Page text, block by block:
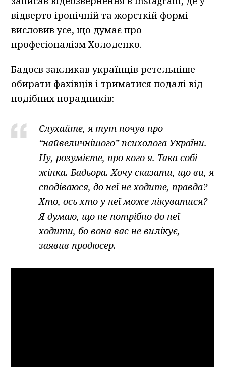
відверто іронічній та жорсткій формі
висловив усе, що думає про
професіоналізм Холоденко.
Бадоєв закликав українців ретельніше
обирати фахівців і триматися подалі від
подібних порадників:
Слухайте, я тут почув про
“найвеличнішого” психолога України.
Ну, розумієте, про кого я. Така собі
жінка. Бадьора. Хочу сказати, що ви, я
сподіваюся, до неї не ходите, правда?
Хто, ось хто у неї може лікуватися?
Я думаю, що не потрібно до неї
ходити, бо вона вас не вилікує, –
заявив продюсер.